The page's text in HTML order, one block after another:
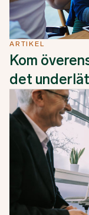
ARTIKEL
Kom
det